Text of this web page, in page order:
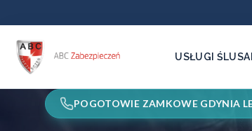
USŁUGI
POGOTOWIE ZAMKOWE GDYNIA